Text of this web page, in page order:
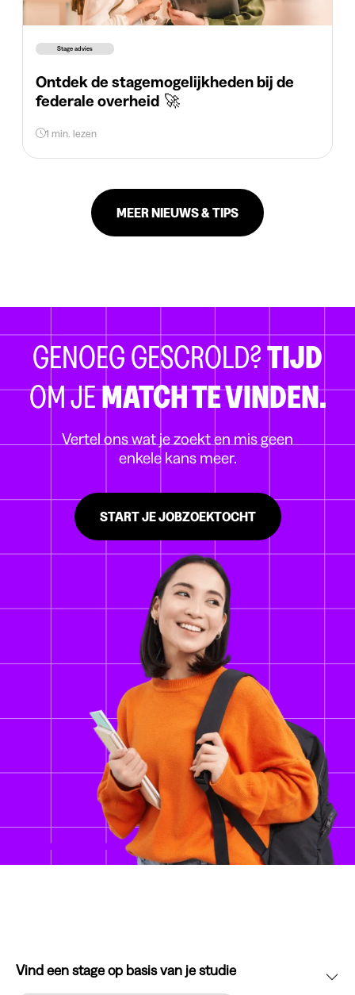
Stage advies
Ontdek de stagemogelijkheden bij de
federale overheid 🚀
1 min. lezen
MEER NIEUWS & TIPS
GENOEG GESCROLD?TIJD
OM JEMATCH TE VINDEN.
Vertel ons wat je zoekt en mis geen
enkele kans meer.
START JE JOBZOEKTOCHT
Vind een stage op basis van je studie